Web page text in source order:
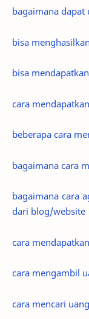
bagaimana dapat
bisa
bisa
cara
beberapa cara
bagaimana cara
bagaimana cara
dari blog/website
cara
cara mengambil
cara mencari